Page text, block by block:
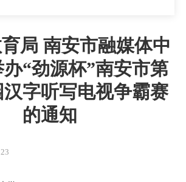
局 南安市融媒体中
“劲源杯”南安市第
字听写电视争霸赛
的通知